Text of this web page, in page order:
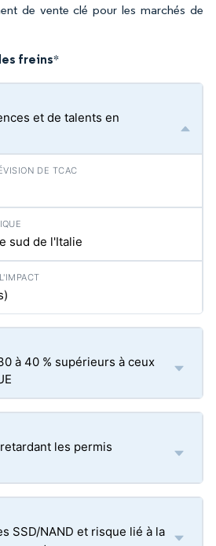
de vente clé pour les marchés de
freins*
et de talents en
sud de l'Italie
à 40 % supérieurs à ceux
les permis
SSD/NAND et risque lié à la